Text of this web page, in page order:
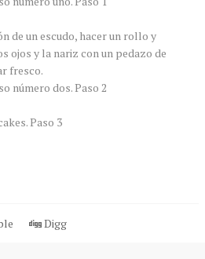
de un escudo, hacer un rollo y
ojos y la nariz con un pedazo de
fresco.
Digg